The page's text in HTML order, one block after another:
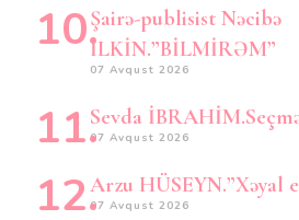
Şairə-publisist Nəcibə
İLKİN.”BİLMİRƏM”
07 Avqust 2026
Sevda
07 Avqust 2026
Arzu HÜSEYN.”Xəyal
07 Avqust 2026